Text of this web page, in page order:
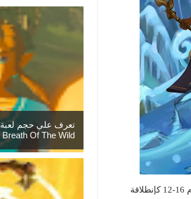
الشركة العربية الرائدة في مجال نشر وتطوير ألعاب الأون لاين الجماعية والموبايل حددت اخيرا اليوم 16-12 كإنطلاقة
Breath Of The Wild علي الـSwitch